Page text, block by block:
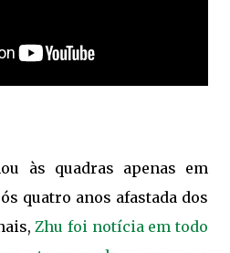
às quadras apenas em
quatro anos afastada dos
Zhu foi notícia em todo